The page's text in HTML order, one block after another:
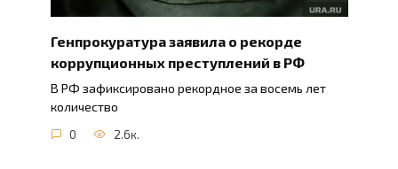
Генпрокуратура заявила о рекорде
коррупционных преступлений в РФ
В РФ зафиксировано рекордное за восемь лет
количество
0 2.6к.